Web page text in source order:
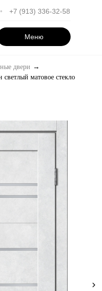
• +7 (913) 336-32-58
Меню
двери →
матовое стекло